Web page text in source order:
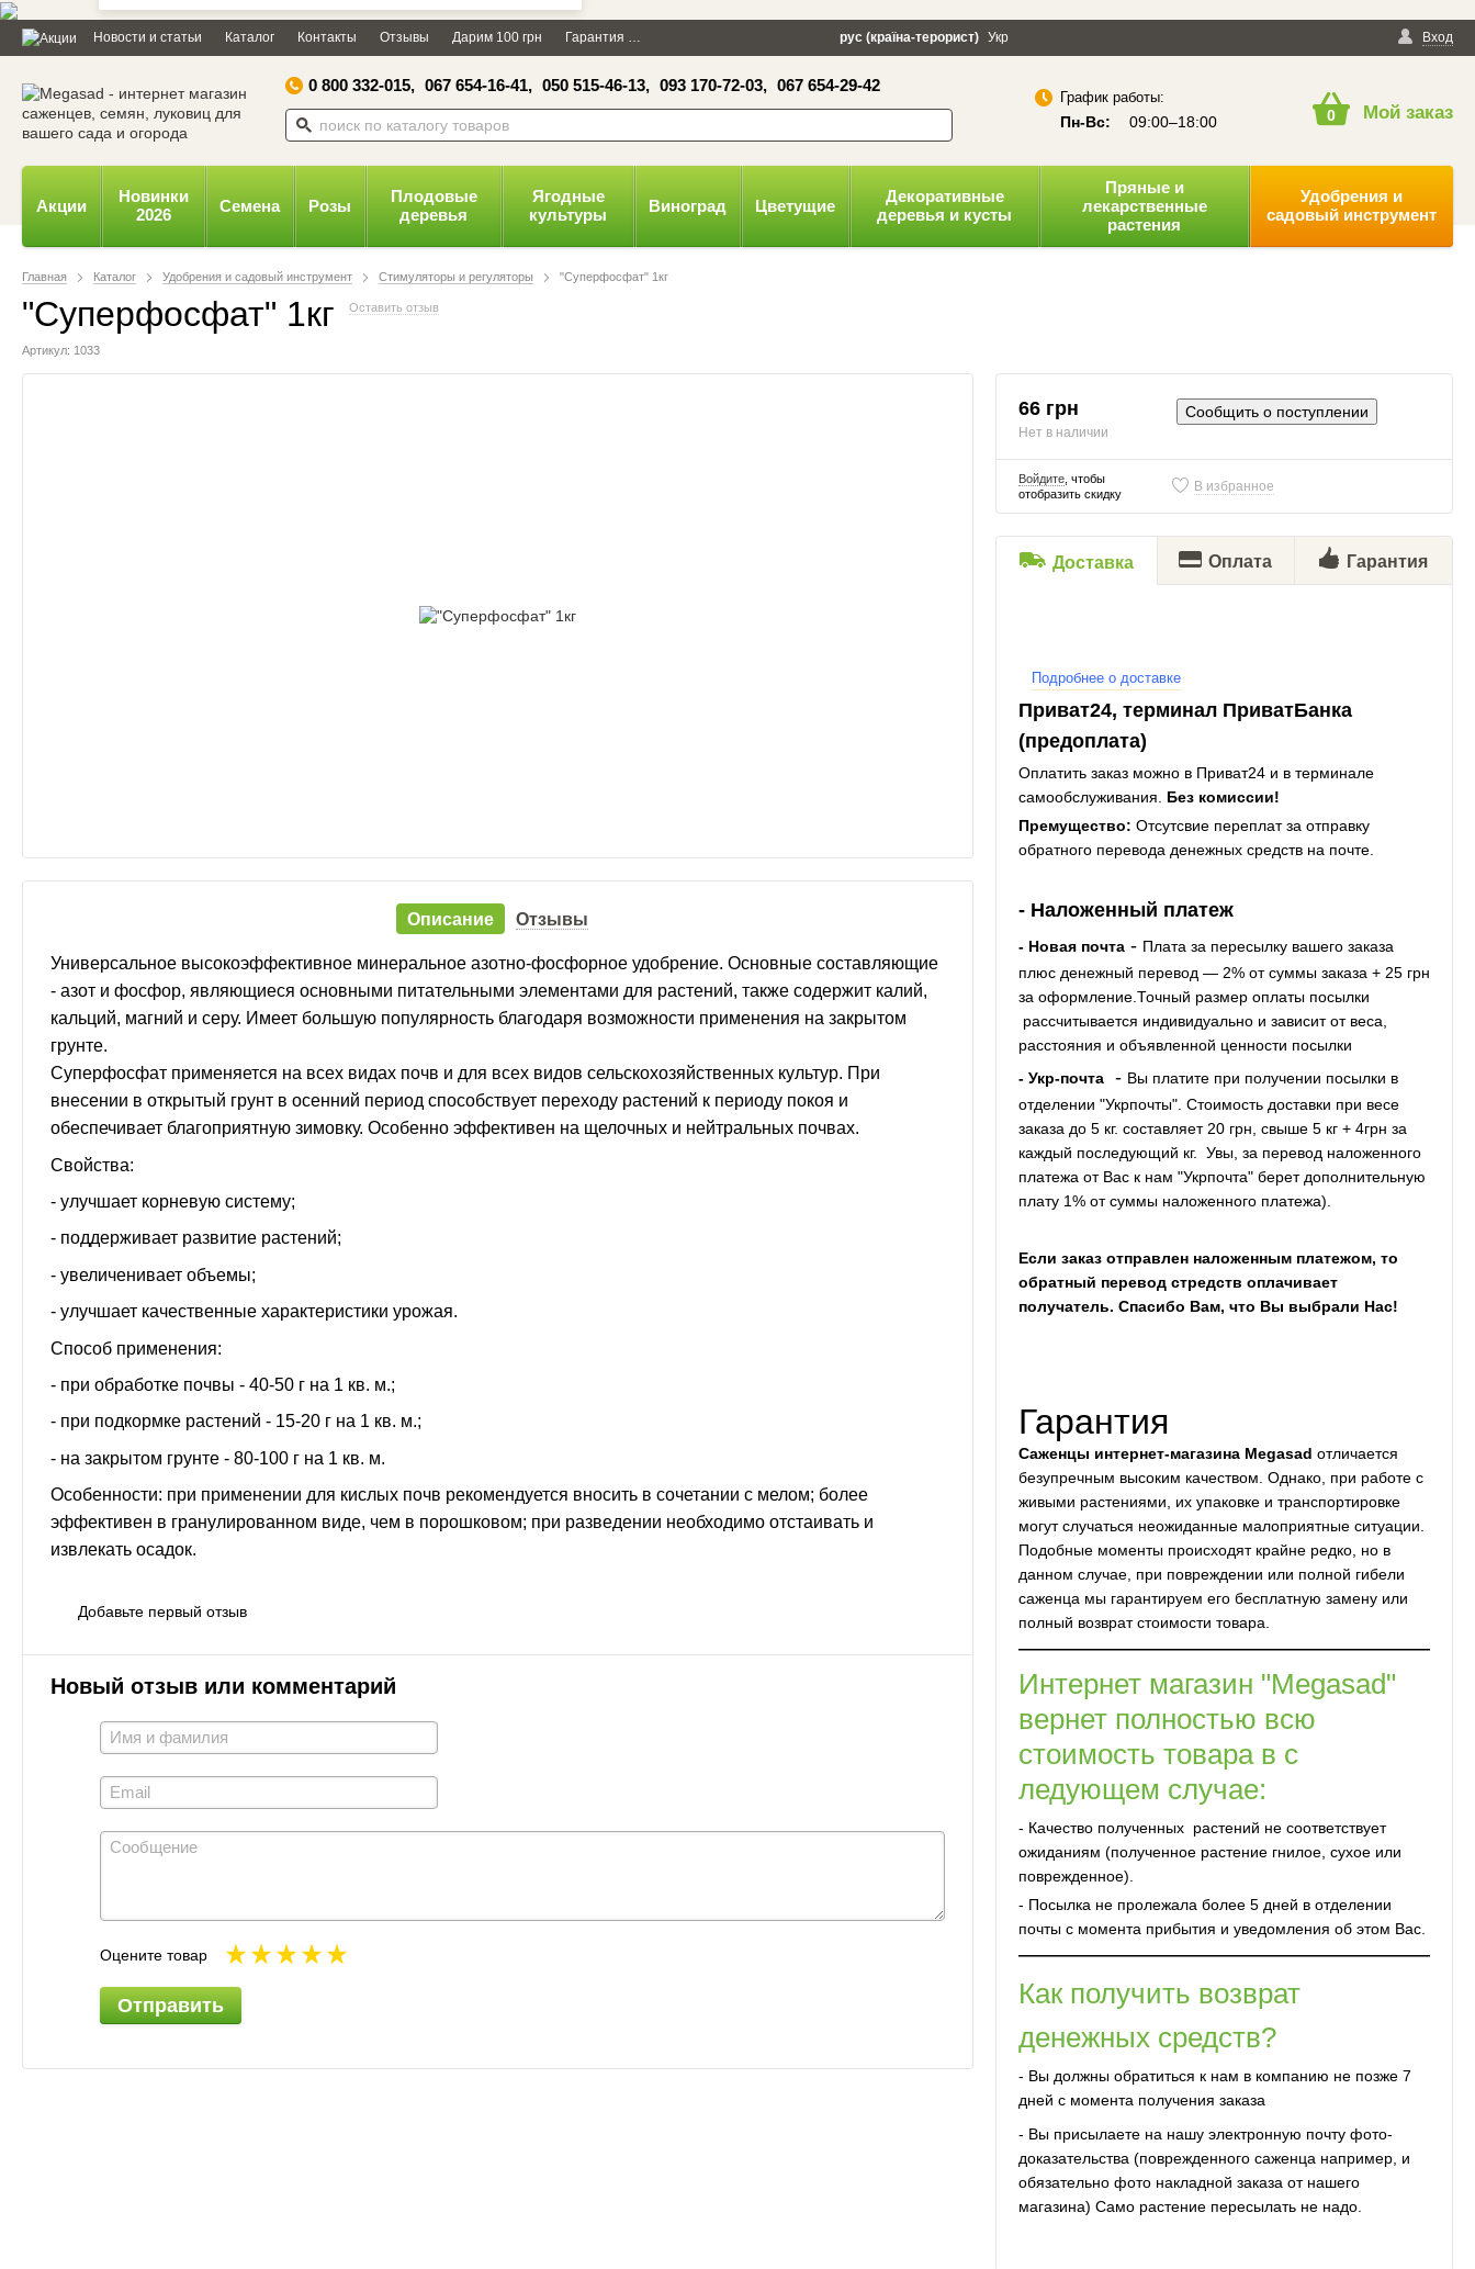
Дозвольте сайту megasad.net
відправляти вам сповіщення на
робочий стіл.
Powered by SendPulse Заборонити Дозволити
×
Новости и статьи Каталог Контакты Отзывы Дарим 100 грн Гарантия Оплата и доставка Политика конфиденциальности Вход
рус (країна-терорист) Укр
0 800 332-015, 067 654-16-41, 050 515-46-13, 093 170-72-03, 067 654-29-42
График работы:
Пн-Вс: 09:00–18:00 0 Мой заказ
Акции
Новинки
2026
Семена Розы
Плодовые
деревья
Ягодные
культуры
Виноград Цветущие
Декоративные
деревья и кусты
Пряные и
лекарственные
растения
Удобрения и
садовый инструмент
Главная Каталог Удобрения и садовый инструмент Стимуляторы и регуляторы "Суперфосфат" 1кг
"Суперфосфат" 1кг Оставить отзыв
Артикул: 1033
Описание Отзывы
Универсальное высокоэффективное минеральное азотно-фосфорное удобрение. Основные составляющие
- азот и фосфор, являющиеся основными питательными элементами для растений, также содержит калий,
кальций, магний и серу. Имеет большую популярность благодаря возможности применения на закрытом
грунте.
Суперфосфат применяется на всех видах почв и для всех видов сельскохозяйственных культур. При
внесении в открытый грунт в осенний период способствует переходу растений к периоду покоя и
обеспечивает благоприятную зимовку. Особенно эффективен на щелочных и нейтральных почвах.
Свойства:
- улучшает корневую систему;
- поддерживает развитие растений;
- увеличенивает объемы;
- улучшает качественные характеристики урожая.
Способ применения:
- при обработке почвы - 40-50 г на 1 кв. м.;
- при подкормке растений - 15-20 г на 1 кв. м.;
- на закрытом грунте - 80-100 г на 1 кв. м.
Особенности: при применении для кислых почв рекомендуется вносить в сочетании с мелом; более
эффективен в гранулированном виде, чем в порошковом; при разведении необходимо отстаивать и
извлекать осадок.
Добавьте первый отзыв
Новый отзыв или комментарий
Оцените товар
Отправить
66 грн
Нет в наличии
Сообщить о поступлении
Войдите, чтобы
отобразить скидку
В избранное
Доставка Оплата Гарантия
Подробнее о доставке
Приват24, терминал ПриватБанка
(предоплата)
Оплатить заказ можно в Приват24 и в терминале
самообслуживания. Без комиссии!
Премущество: Отсутсвие переплат за отправку
обратного перевода денежных средств на почте.
- Наложенный платеж
- Новая почта- Плата за пересылку вашего заказа
плюс денежный перевод — 2% от суммы заказа + 25 грн
за оформление.Точный размер оплаты посылки
рассчитывается индивидуально и зависит от веса,
расстояния и объявленной ценности посылки
- Укр-почта- Вы платите при получении посылки в
отделении "Укрпочты". Стоимость доставки при весе
заказа до 5 кг. составляет 20 грн, свыше 5 кг + 4грн за
каждый последующий кг. Увы, за перевод наложенного
платежа от Вас к нам "Укрпочта" берет дополнительную
плату 1% от суммы наложенного платежа).
Если заказ отправлен наложенным платежом, то
обратный перевод стредств оплачивает
получатель. Спасибо Вам, что Вы выбрали Нас!
Гарантия
Саженцы интернет-магазина Megasad отличается
безупречным высоким качеством. Однако, при работе с
живыми растениями, их упаковке и транспортировке
могут случаться неожиданные малоприятные ситуации.
Подобные моменты происходят крайне редко, но в
данном случае, при повреждении или полной гибели
саженца мы гарантируем его бесплатную замену или
полный возврат стоимости товара.
Интернет магазин "Megasad"
вернет полностью всю
стоимость товара в с
ледующем случае:
- Качество полученных растений не соответствует
ожиданиям (полученное растение гнилое, сухое или
поврежденное).
- Посылка не пролежала более 5 дней в отделении
почты с момента прибытия и уведомления об этом Вас.
Как получить возврат
денежных средств?
- Вы должны обратиться к нам в компанию не позже 7
дней с момента получения заказа
- Вы присылаете на нашу электронную почту фото-
доказательства (поврежденного саженца например, и
обязательно фото накладной заказа от нашего
магазина) Само растение пересылать не надо.